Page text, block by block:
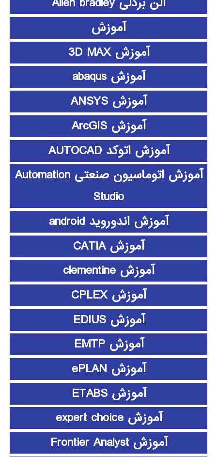
آموزش
آموزش 3D MAX
آموزش abaqus
آموزش ANSYS
آموزش ArcGIS
آموزش اتوکد AUTOCAD
آموزش اتوماسیون صنعتی Automation
Studio
آموزش اندوروید android
آموزش CATIA
آموزش clementine
آموزش CPLEX
آموزش EDIUS
آموزش EMTP
آموزش ePLAN
آموزش ETABS
آموزش expert choice
آموزش Frontier Analyst